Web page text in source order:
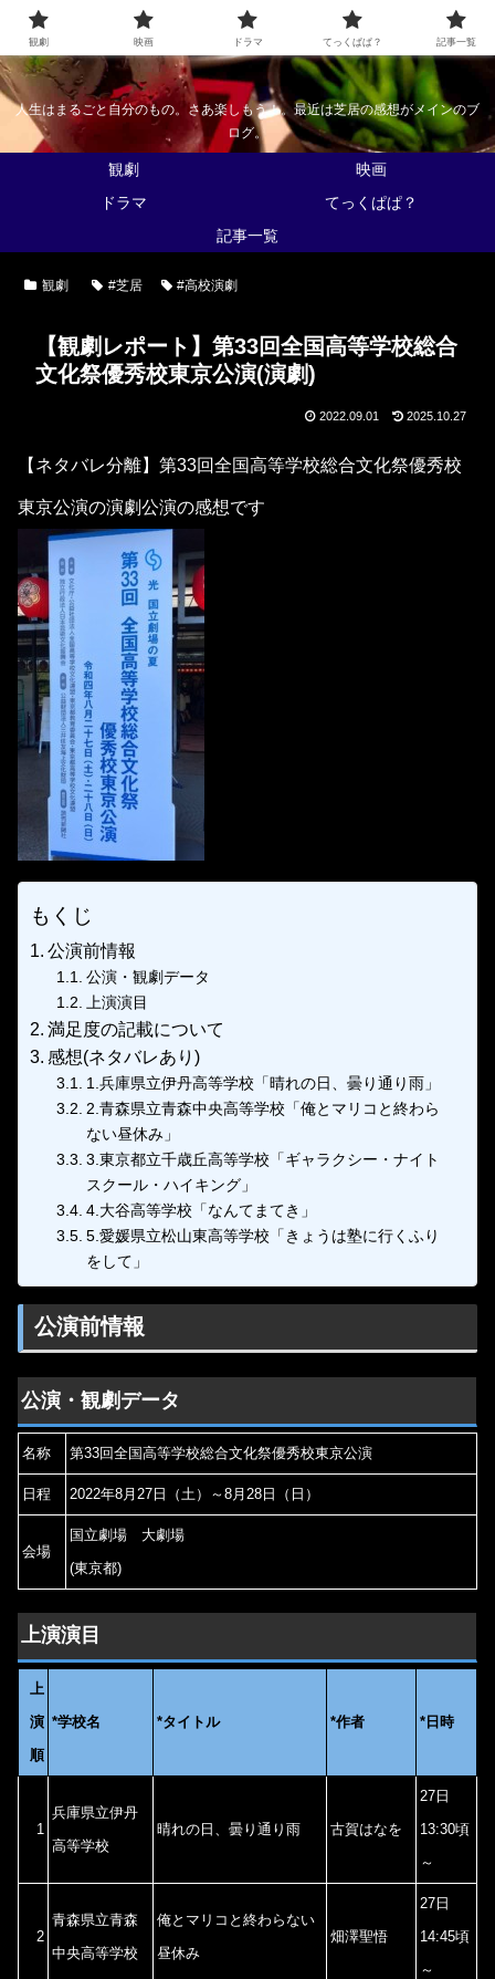
なんかくうかい
人生はまるごと自分のもの。さあ楽しもう！。最近は芝居の感想がメインのブ
ログ。
観劇
映画
ドラマ
てっくぱぱ？
記事一覧
観劇 #芝居 #高校演劇
【観劇レポート】第33回全国高等学校総合
文化祭優秀校東京公演(演劇)
2022.09.01 2025.10.27
【ネタバレ分離】第33回全国高等学校総合文化祭優秀校
東京公演の演劇公演の感想です
もくじ
公演前情報
公演・観劇データ
上演演目
満足度の記載について
感想(ネタバレあり)
1.兵庫県立伊丹高等学校「晴れの日、曇り通り雨」
2.青森県立青森中央高等学校「俺とマリコと終わら
ない昼休み」
3.東京都立千歳丘高等学校「ギャラクシー・ナイト
スクール・ハイキング」
4.大谷高等学校「なんてまてき」
5.愛媛県立松山東高等学校「きょうは塾に行くふり
をして」
公演前情報
公演・観劇データ
名称 第33回全国高等学校総合文化祭優秀校東京公演
日程 2022年8月27日（土）～8月28日（日）
会場
国立劇場 大劇場
(東京都)
上演演目
上
演
順
*学校名 *タイトル *作者 *日時
1
兵庫県立伊丹
高等学校
晴れの日、曇り通り雨 古賀はなを
27日
13:30頃
～
2
青森県立青森
中央高等学校
俺とマリコと終わらない
昼休み
畑澤聖悟
27日
14:45頃
～
観劇 映画 ドラマ てっくぱぱ？ 記事一覧